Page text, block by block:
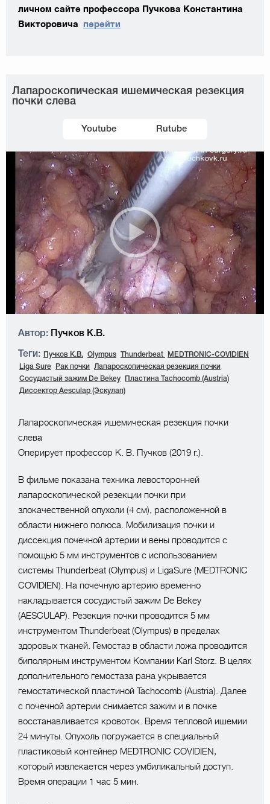
личном сайте профессора Пучкова Константина
Викторовича перейти
Лапароскопическая ишемическая резекция
почки слева
Youtube Rutube
Автор: Пучков К.В.
Теги: Пучков К.В. Olympus Thunderbeat
MEDTRONIC-COVIDIEN
Liga Sure
Рак почки
Лапароскопическая резекция почки
Сосудистый зажим De Bekey
Пластина Tachocomb (Austria)
Диссектор Aesculap (Эскулап)
Лапароскопическая ишемическая резекция почки
слева
Оперирует профессор К. В. Пучков (2019 г.).
В фильме показана техника левосторонней
лапароскопической резекции почки при
злокачественной опухоли (4 см), расположенной в
области нижнего полюса. Мобилизация почки и
диссекция почечной артерии и вены проводится с
помощью 5 мм инструментов с использованием
системы Thunderbeat (Olympus) и LigaSure (MEDTRONIC
COVIDIEN). На почечную артерию временно
накладывается сосудистый зажим De Bekey
(AESCULAP). Резекция почки проводится 5 мм
инструментом Thunderbeat (Olympus) в пределах
здоровых тканей. Гемостаз в области ложа проводится
биполярным инструментом Компании Karl Storz. В целях
дополнительного гемостаза рана укрывается
гемостатической пластиной Tachocomb (Austria). Далее
с почечной артерии снимается зажим и в почке
восстанавливается кровоток. Время тепловой ишемии
24 минуты. Опухоль погружается в специальный
пластиковый контейнер MEDTRONIC COVIDIEN,
который извлекается через умбиликальный доступ.
Время операции 1 час 5 мин.